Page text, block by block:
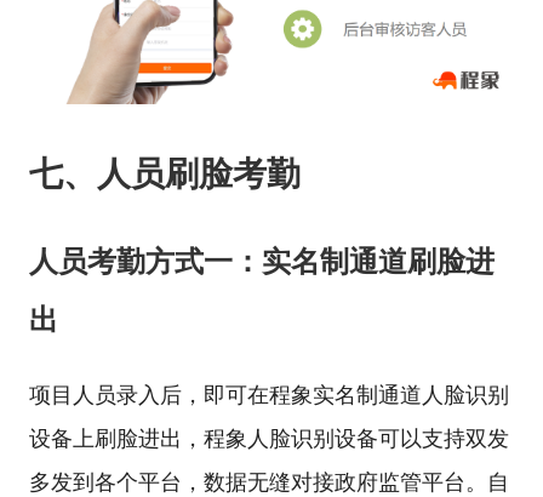
七、人员刷脸考勤
人员考勤方式一：实名制通道刷脸进
出
项目人员录入后，即可在程象实名制通道人脸识别
设备上刷脸进出，程象人脸识别设备可以支持双发
多发到各个平台，数据无缝对接政府监管平台。自